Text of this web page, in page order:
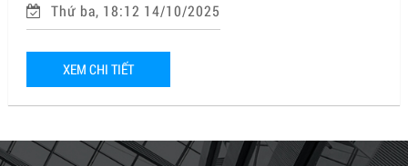
Thứ ba, 18:12 14/10/2025
XEM CHI TIẾT